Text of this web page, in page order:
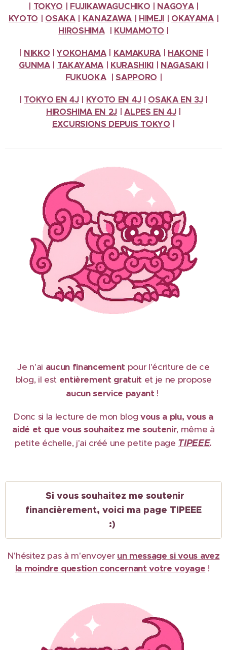
TOKYO FUJIKAWAGUCHIKO NAGOYA|
KYOTO
OSAKA| KANAZAWA HIMEJI OKAYAMA|
HIROSHIMA| KUMAMOTO
NIKKO |YOKOHAMA| KAMAKURA HAKONE
GUNMA| TAKAYAMA| KURASHIKI NAGASAKI|
FUKUOKA|SAPPORO
TOKYO EN 4J KYOTO EN 4J OSAKA EN 3J
HIROSHIMA EN 2J
|ALPES EN 4J
EXCURSIONS DEPUIS TOKYO
Je n'ai aucun financement pour l'écriture de ce
blog, il est entièrement gratuit et je ne propose
aucun service payant !
Donc si la lecture de mon blogvous a plu, vous a
aidé et que vous souhaitez me soutenir, même à
petite échelle, j'ai créé une petite page TIPEEE.
Si vous souhaitez me soutenir
financièrement, voici ma page TIPEEE
:)
N'hésitez pas à m'envoyer un message si vous avez
la moindre question concernant votre voyage !